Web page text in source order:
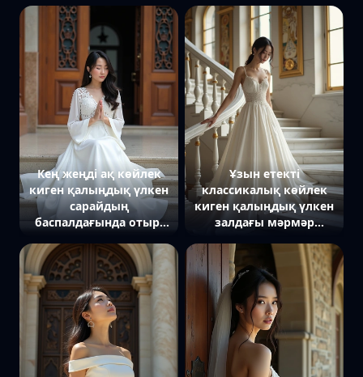
етегінде, көзі жанға
бағытталған. Артында
тас төселген аула мен
фонтан. Күндізгі жарық,
аристократ бейнесіне
екпін береді.
иығының үстінен қарап
тұр, фатасы желмен
көтерілген. Артында
саябақ пен сарай
архитектурасы. Жұмсақ
жарық, оның
көркемдігін жеткізеді.
Кең жеңді ақ көйлек
киген қалыңдық үлкен
сарайдың
баспалдағында отыр,
біріктірген, көзі төмен
қарап тұр. Артында
ойылған есіктер мен
биік терезелер. Табиғи
жарық, ойлы бейнесіне
екпін береді.
Ұзын етекті
классикалық көйлек
киген қалыңдық үлкен
залдағы мәрмәр
келеді. Қолдары
парапетке тиіп тұр, көзі
төмен бағытталған.
Артында алтын
жалатылған элементтер
мен биік терезелер.
Табиғи жарық, сәттің
салтанатын көрсетеді.